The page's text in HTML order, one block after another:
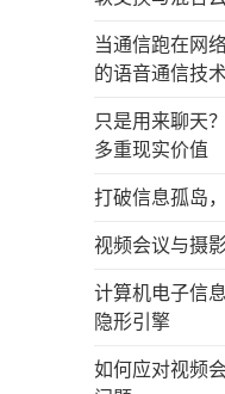
当通信跑在网
的语音通信技
只是用来聊天
多重现实价值
打破信息孤岛
视频会议与摄
计算机电子信
隐形引擎
如何应对视频